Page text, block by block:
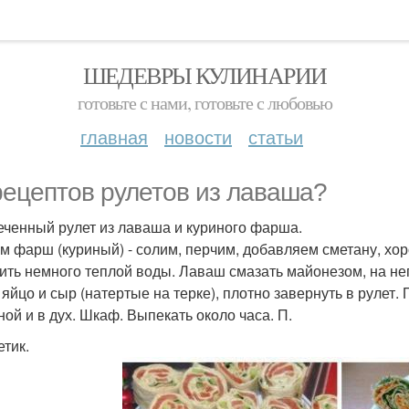
ШЕДЕВРЫ КУЛИНАРИИ
готовьте с нами, готовьте с любовью
главная новости статьи
рулетов из лаваша?
рулет из лаваша и куриного фарша.
фарш (куриный) - солим, перчим, добавляем сметану,
немного теплой воды. Лаваш смазать майонезом, на
и сыр (натертые на терке), плотно завернуть в
и в дух. Шкаф. Выпекать около часа. П.